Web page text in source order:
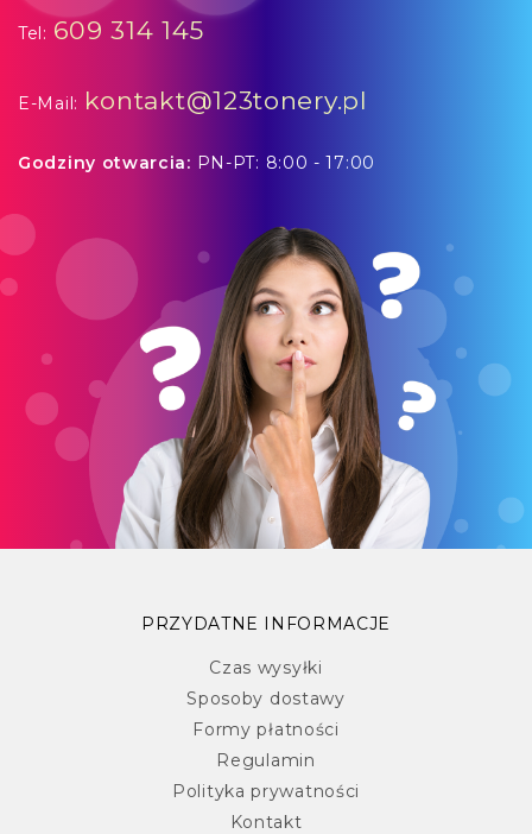
Tel: 609 314 145
E-Mail: kontakt@123tonery.pl
Godziny otwarcia: PN-PT: 8:00 - 17:00
PRZYDATNE INFORMACJE
Czas wysyłki
Sposoby dostawy
Formy płatności
Regulamin
Polityka prywatności
Kontakt